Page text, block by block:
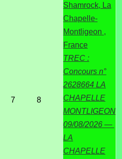
7 8
Shamrock, La
Chapelle-
Montligeon ,
France
TREC :
Concours n°
2628664 LA
CHAPELLE
MONTLIGEON
09/08/2026 —
LA
CHAPELLE